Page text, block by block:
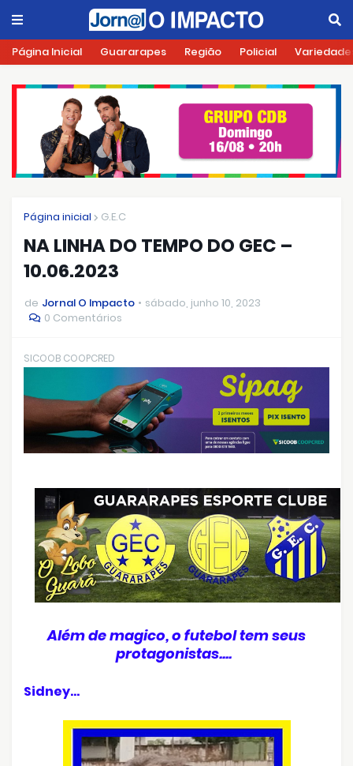
Página Inicial Guararapes Região Policial
Página inicial G.E.C
NA LINHA DO TEMPO DO GEC –
10.06.2023
de Jornal O Impacto
sábado, junho 10, 2023
0 Comentários
SICOOB COOPCRED
Além de magico, o futebol tem seus
protagonistas....
Sidney...